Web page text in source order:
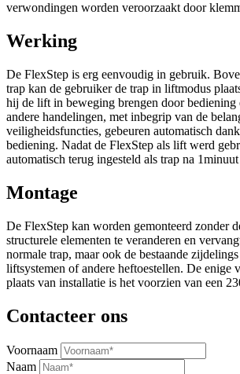
verwondingen worden veroorzaakt door
Werking
De FlexStep is erg eenvoudig in gebruik.
trap kan de gebruiker de trap in liftmodus
hij de lift in beweging brengen door
andere handelingen, met inbegrip van de
veiligheidsfuncties, gebeuren automatisch
bediening. Nadat de FlexStep als lift werd
automatisch terug ingesteld als trap na
Montage
De FlexStep kan worden gemonteerd zonder
structurele elementen te veranderen en
normale trap, maar ook de bestaande
liftsystemen of andere heftoestellen. De enige
plaats van installatie is het voorzien van een
Contacteer ons
Voornaam
Naam